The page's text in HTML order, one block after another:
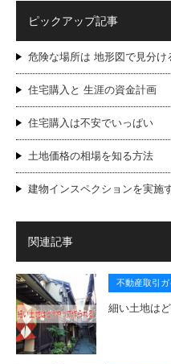
ピックアップ記事
危険な場所は 地形図で見分け
住宅購入と 生涯の資金計画
住宅購入は不安でいっぱい
土地価格の相場を知る方法
建物インスペクションを実施
関連記事
不動産取引ガ
細い土地は